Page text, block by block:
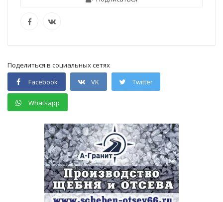
Поделиться в социальных сетях
Facebook
VK Twitter
Whatsapp